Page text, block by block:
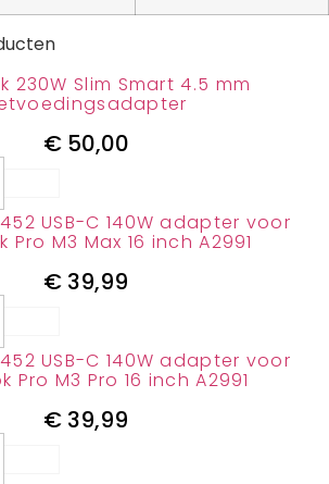
230W Slim Smart 4.5 mm
€50,00
USB-C 140W adapter voor
Pro M3 Max 16 inch A2991
€ 39,99
USB-C 140W adapter voor
Pro M3 Pro 16 inch A2991
€ 39,99